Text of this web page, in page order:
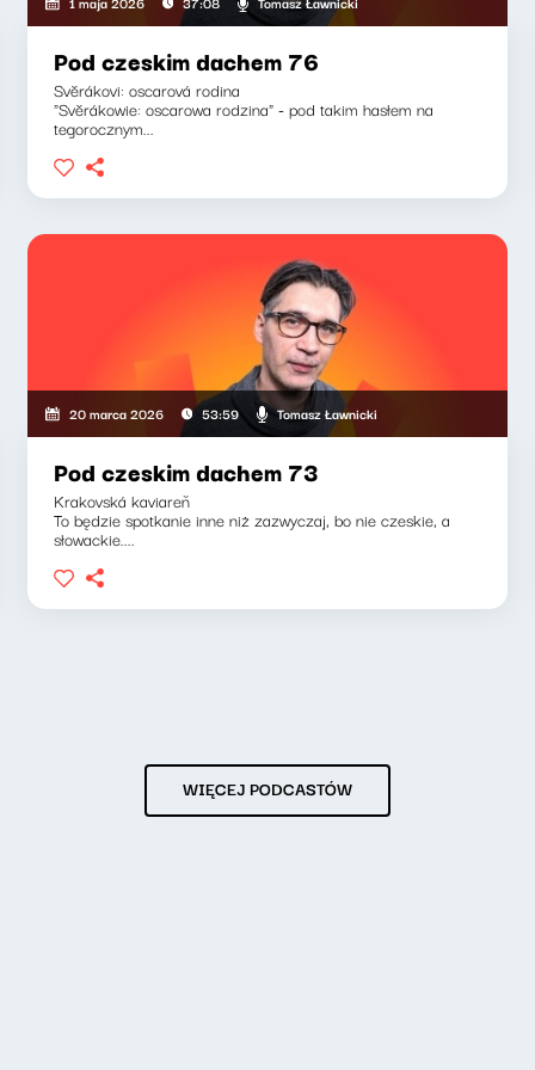
Pod czeskim dachem 76
Svěrákovi: oscarová rodina
"Svěrákowie: oscarowa rodzina" - pod takim hasłem na
tegorocznym...
20 marca 2026 53:59 Tomasz Ławnicki
Pod czeskim dachem 73
Krakovská kaviareň
To będzie spotkanie inne niż zazwyczaj, bo nie czeskie, a
słowackie....
WIĘCEJ PODCASTÓW